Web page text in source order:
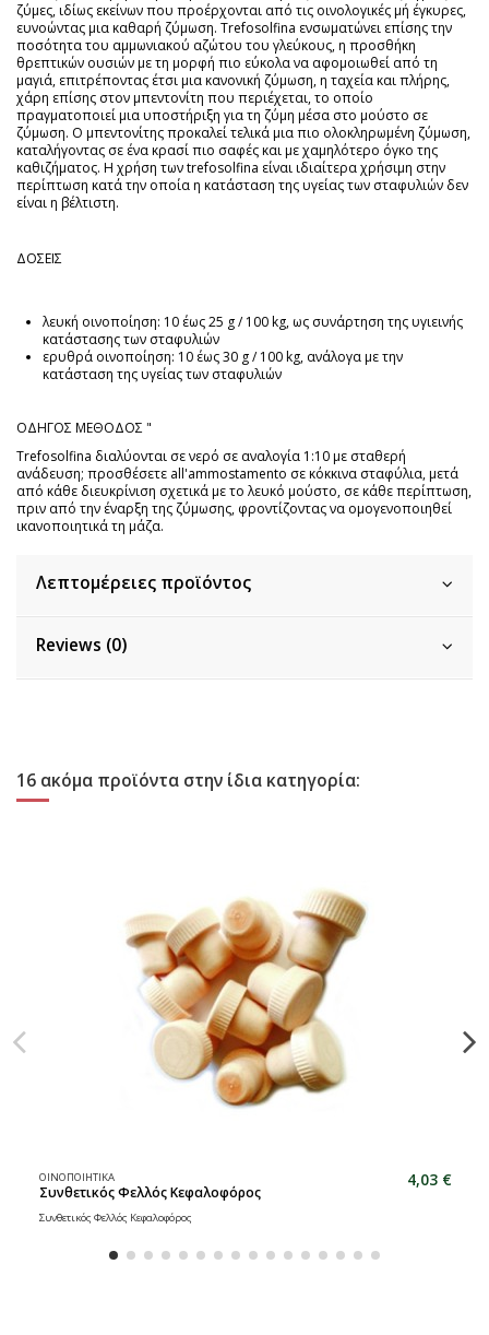
ζύμες, ιδίως εκείνων που προέρχονται από τις οινολογικές μή έγκυρες,
ευνοώντας μια καθαρή ζύμωση. Trefosolfina ενσωματώνει επίσης την
ποσότητα του αμμωνιακού αζώτου του γλεύκους, η προσθήκη
θρεπτικών ουσιών με τη μορφή πιο εύκολα να αφομοιωθεί από τη
μαγιά, επιτρέποντας έτσι μια κανονική ζύμωση, η ταχεία και πλήρης,
χάρη επίσης στον μπεντονίτη που περιέχεται, το οποίο
πραγματοποιεί μια υποστήριξη για τη ζύμη μέσα στο μούστο σε
ζύμωση. Ο μπεντονίτης προκαλεί τελικά μια πιο ολοκληρωμένη ζύμωση,
καταλήγοντας σε ένα κρασί πιο σαφές και με χαμηλότερο όγκο της
καθιζήματος. Η χρήση των trefosolfina είναι ιδιαίτερα χρήσιμη στην
περίπτωση κατά την οποία η κατάσταση της υγείας των σταφυλιών δεν
είναι η βέλτιστη.
ΔΟΣΕΙΣ
λευκή οινοποίηση: 10 έως 25 g / 100 kg, ως συνάρτηση της υγιεινής
κατάστασης των σταφυλιών
ερυθρά οινοποίηση: 10 έως 30 g / 100 kg, ανάλογα με την
κατάσταση της υγείας των σταφυλιών
ΟΔΗΓΟΣ ΜΕΘΟΔΟΣ "
Trefosolfina διαλύονται σε νερό σε αναλογία 1:10 με σταθερή
ανάδευση; προσθέσετε all'ammostamento σε κόκκινα σταφύλια, μετά
από κάθε διευκρίνιση σχετικά με το λευκό μούστο, σε κάθε περίπτωση,
πριν από την έναρξη της ζύμωσης, φροντίζοντας να ομογενοποιηθεί
ικανοποιητικά τη μάζα.
Λεπτομέρειες προϊόντος
Reviews (0)
16 ακόμα προϊόντα στην ίδια κατηγορία:
ΟΙΝΟΠΟΙΗΤΙΚΑ
Συνθετικός Φελλός Κεφαλοφόρος
4,03 €
Συνθετικός Φελλός Κεφαλοφόρος